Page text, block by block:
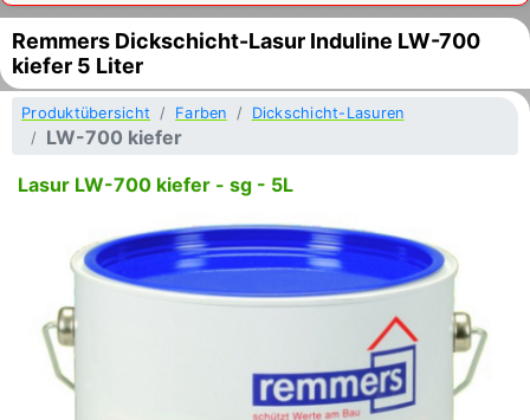
Remmers Dickschicht-Lasur Induline LW-700
kiefer 5 Liter
Produktübersicht Farben Dickschicht-Lasuren
LW-700 kiefer
Lasur LW-700 kiefer - sg - 5L